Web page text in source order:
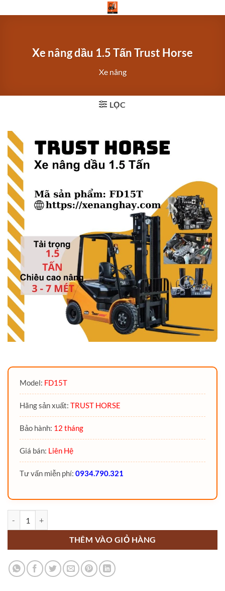
qua
Xe nâng dầu 1.5 Tấn Trust Horse
Xe nâng
LỌC
Model: FD15T
Hãng sản xuất: TRUST HORSE
Bảo hành: 12 tháng
Giá bán: Liên Hệ
Tư vấn miễn phí: 0934.790.321
THÊM VÀO GIỎ HÀNG